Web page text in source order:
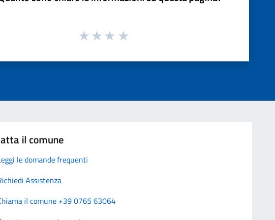
il comune
le domande frequenti
Assistenza
il comune +39 0765 63064